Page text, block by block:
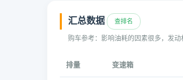
汇总数据 查排名
购车参考：影响油耗的因素很多，发
排量 变速箱